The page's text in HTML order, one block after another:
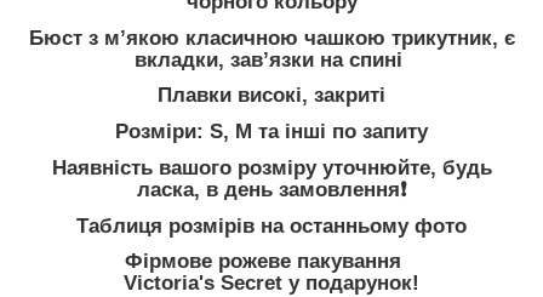
Бюст з мʼякою класичною чашкою трикутник, є
вкладки, завʼязки на спині
Плавки високі, закриті
Розміри: S, M та інші по запиту
Наявність вашого розміру уточнюйте, будь
ласка, в день замовлення❗️
Таблиця розмірів на останньому фото
Фірмове рожеве пакування
Victoria's Secret у подарунок!